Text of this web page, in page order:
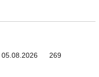
05.08.2026 269